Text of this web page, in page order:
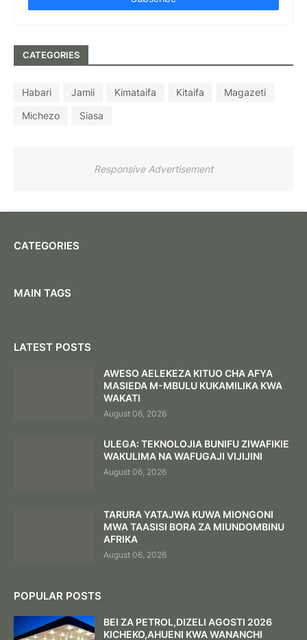
CATEGORIES
Habari Jamii Kimataifa Kitaifa
Magazeti
Michezo
Siasa
Responsive Advertisement
CATEGORIES
MAIN TAGS
LATEST POSTS
AWESO AELEKEZA KITUO CHA AFYA
MASIEDA M-MBULU KUKAMILIKA KWA
WAKATI
August 06, 2026
ULEGA: TEKNOLOJIA BUNIFU ZIWAFIKIE
WAKULIMA NA WAFUGAJI VIJIJINI
August 06, 2026
TARURA YATAJWA KUWA MIONGONI
MWA TAASISI BORA ZA MIUNDOMBINU
AFRIKA
August 06, 2026
POPULAR POSTS
BEI ZA PETROL,DIZELI AGOSTI 2026
KICHEKO,AHUENI KWA WANANCHI